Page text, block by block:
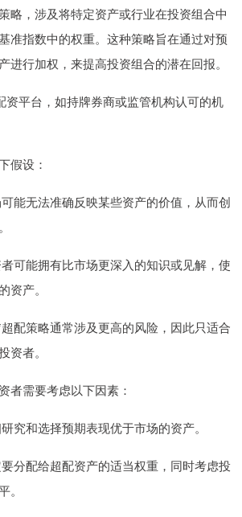
略，涉及将特定资产或行业在投资组合中
准指数中的权重。这种策略旨在通过对预
进行加权，来提高投资组合的潜在回报。
资平台，如持牌券商或监管机构认可的机
假设：
能无法准确反映某些资产的价值，从而创
可能拥有比市场更深入的知识或见解，使
资产。
配策略通常涉及更高的风险，因此只适合
资者。
者需要考虑以下因素：
究和选择预期表现优于市场的资产。
分配给超配资产的适当权重，同时考虑投
。